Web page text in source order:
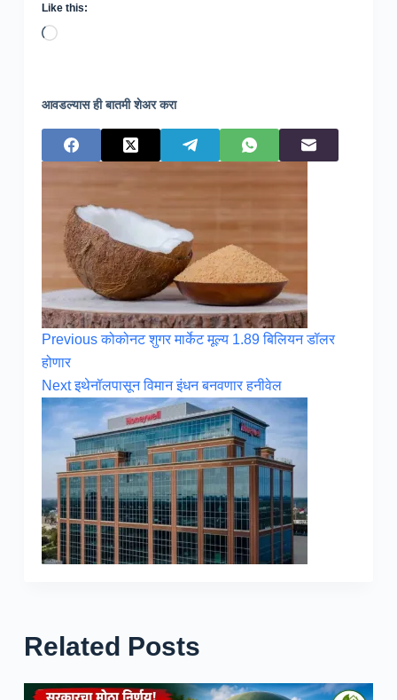
Like this:
Loading…
आवडल्यास ही बातमी शेअर करा
Previousकोकोनट शुगर मार्केट मूल्य 1.89 बिलियन डॉलर
होणार
Nextइथेनॉलपासून विमान इंधन बनवणार हनीवेल
Related Posts